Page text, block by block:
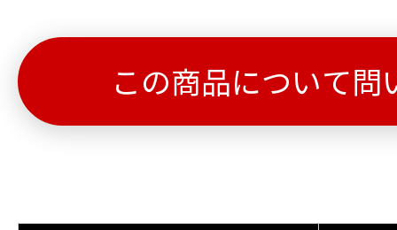
この商品について問